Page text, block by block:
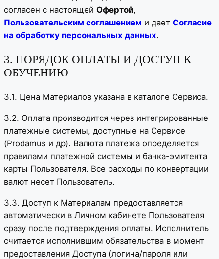
согласен с настоящей Офертой,
Пользовательским соглашением и дает Согласие
на обработку персональных данных.
3. ПОРЯДОК ОПЛАТЫ И ДОСТУП К
ОБУЧЕНИЮ
3.1. Цена Материалов указана в каталоге Сервиса.
3.2. Оплата производится через интегрированные
платежные системы, доступные на Сервисе
(Prodamus и др). Валюта платежа определяется
правилами платежной системы и банка-эмитента
карты Пользователя. Все расходы по конвертации
валют несет Пользователь.
3.3. Доступ к Материалам предоставляется
автоматически в Личном кабинете Пользователя
сразу после подтверждения оплаты. Исполнитель
считается исполнившим обязательства в момент
предоставления Доступа (логина/пароля или